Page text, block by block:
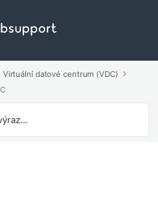
Virtuální datové centrum (VDC)